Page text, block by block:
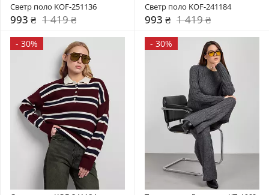
Светр поло KOF-251136
993 ₴ 1 419 ₴
Светр поло KOF-241184
993 ₴ 1 419 ₴
- 30% - 30%